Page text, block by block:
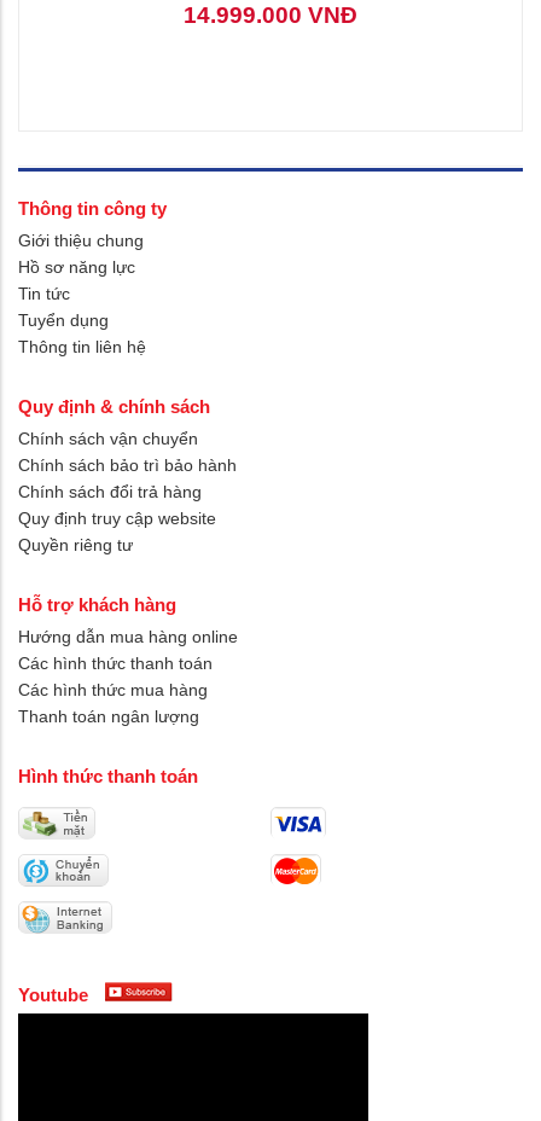
14.999.000 VNĐ
Thông tin công ty
Giới thiệu chung
Hồ sơ năng lực
Tin tức
Tuyển dụng
Thông tin liên hệ
Quy định & chính sách
Chính sách vận chuyển
Chính sách bảo trì bảo hành
Chính sách đổi trả hàng
Quy định truy cập website
Quyền riêng tư
Hỗ trợ khách hàng
Hướng dẫn mua hàng online
Các hình thức thanh toán
Các hình thức mua hàng
Thanh toán ngân lượng
Hình thức thanh toán
Youtube